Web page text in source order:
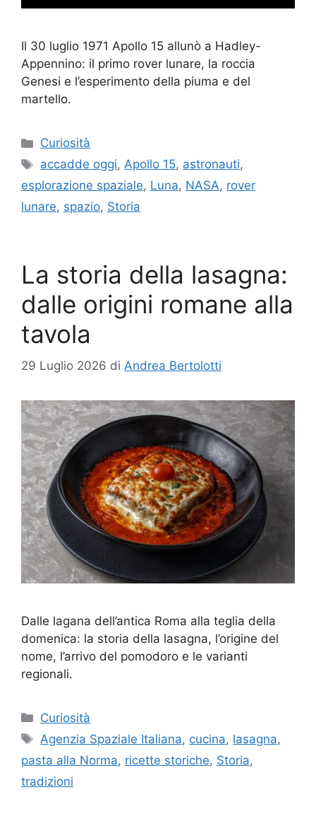
Il 30 luglio 1971 Apollo 15 allunò a Hadley-
Appennino: il primo rover lunare, la roccia
Genesi e l’esperimento della piuma e del
martello.
Categorie
Curiosità
Tag
accadde oggi,Apollo 15, astronauti,
esplorazione spaziale, Luna, NASA, rover
lunare, spazio, Storia
La storia della lasagna:
dalle origini romane alla
tavola
29 Luglio 2026 di Andrea Bertolotti
Dalle lagana dell’antica Roma alla teglia della
domenica: la storia della lasagna, l’origine del
nome, l’arrivo del pomodoro e le varianti
regionali.
Categorie
Curiosità
Tag
Agenzia Spaziale Italiana, cucina, lasagna,
pasta alla Norma, ricette storiche, Storia,
tradizioni